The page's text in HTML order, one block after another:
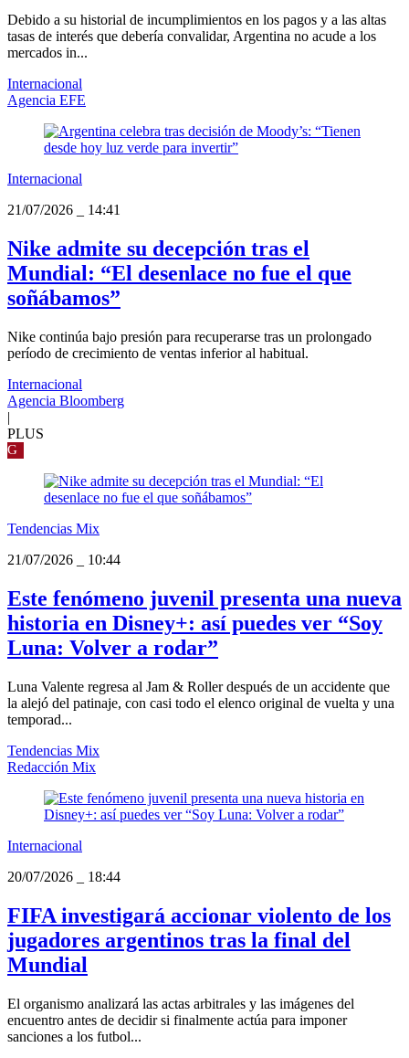
Debido a su historial de incumplimientos en los pagos y a las altas
tasas de interés que debería convalidar, Argentina no acude a los
mercados in...
Internacional
Agencia EFE
Internacional
21/07/2026
14:41
Nike admite su decepción tras el
Mundial: “El desenlace no fue el que
soñábamos”
Nike continúa bajo presión para recuperarse tras un prolongado
período de crecimiento de ventas inferior al habitual.
Internacional
Agencia Bloomberg
|
PLUS
G
Tendencias Mix
21/07/2026
10:44
Este fenómeno juvenil presenta una nueva
historia en Disney+: así puedes ver “Soy
Luna: Volver a rodar”
Luna Valente regresa al Jam & Roller después de un accidente que
la alejó del patinaje, con casi todo el elenco original de vuelta y una
temporad...
Tendencias Mix
Redacción Mix
Internacional
20/07/2026
18:44
FIFA investigará accionar violento de los
jugadores argentinos tras la final del
Mundial
El organismo analizará las actas arbitrales y las imágenes del
encuentro antes de decidir si finalmente actúa para imponer
sanciones a los futbol...